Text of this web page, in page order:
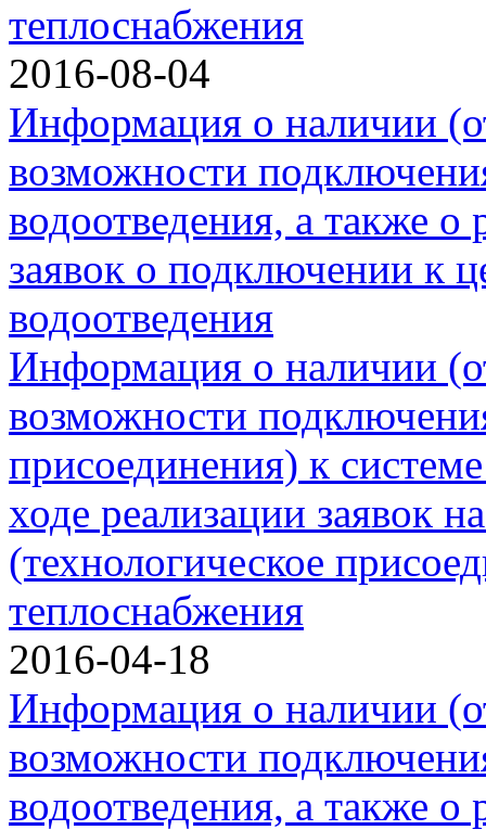
теплоснабжения
2016-08-04
Информация о наличии
возможности
водоотведения, а также о
заявок о подключении к
водоотведения
Информация о наличии
возможности
присоединения) к
ходе реализации заявок
(технологическое
теплоснабжения
2016-04-18
Информация о наличии
возможности
водоотведения, а также о